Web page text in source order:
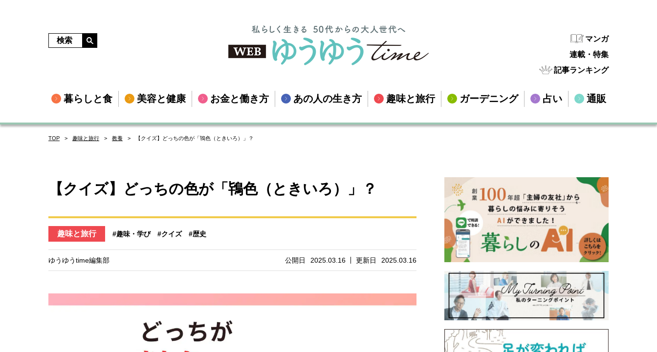
マンガ
連載・特集
記事ランキング
暮らしと食 美容と健康 お金と働き方 あの人の生き方 趣味と旅行 ガーデニング 占い 通販
TOP 趣味と旅行 教養 【クイズ】どっちの色が「鴇色（ときいろ）」？
【クイズ】どっちの色が「鴇色（ときいろ）」？
趣味と旅行 #趣味・学び #クイズ #歴史
公開日 2025.03.16 更新日 2025.03.16
ゆうゆうtime編集部